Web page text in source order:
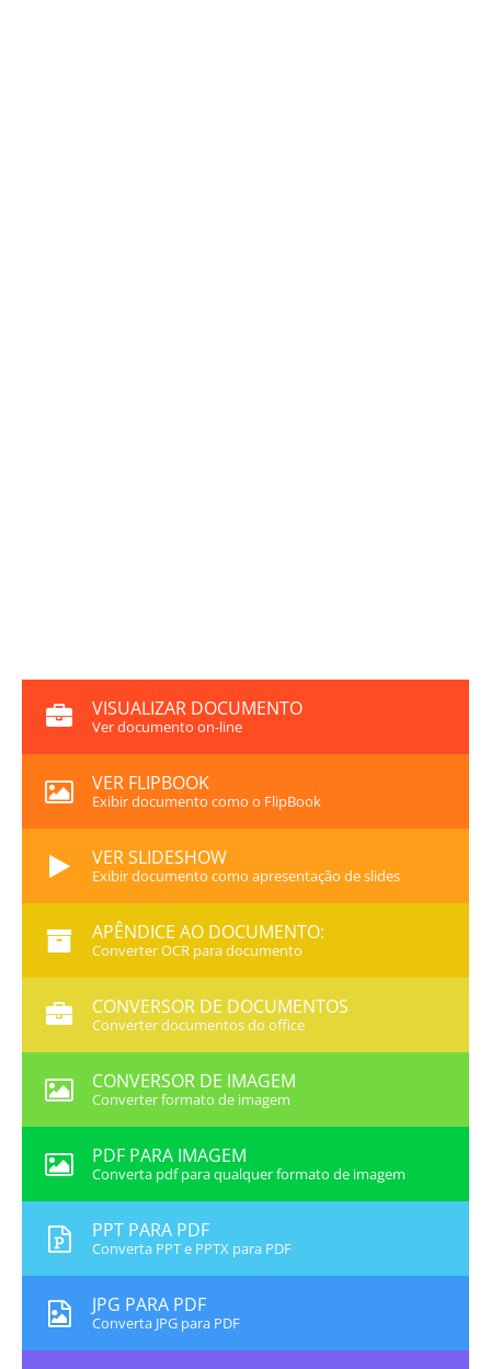
VISUALIZAR DOCUMENTO
Ver documento on-line
VER FLIPBOOK
Exibir documento como o FlipBook
VER SLIDESHOW
Exibir documento como apresentação de slides
APÊNDICE AO DOCUMENTO:
Converter OCR para documento
CONVERSOR DE DOCUMENTOS
Converter documentos do office
CONVERSOR DE IMAGEM
Converter formato de imagem
PDF PARA IMAGEM
Converta pdf para qualquer formato de imagem
PPT PARA PDF
Converta PPT e PPTX para PDF
JPG PARA PDF
Converta JPG para PDF